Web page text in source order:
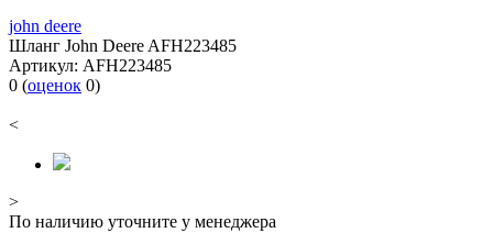
john deere
Шланг John Deere AFH223485
Артикул: AFH223485
0 (оценок 0)
<
>
По наличию уточните у менеджера